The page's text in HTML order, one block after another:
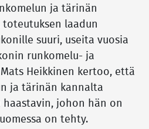
ja tärinän
laadun
suuri, useita vuosia
runkomelu- ja
Heikkinen kertoo, että
ja tärinän kannalta
johon hän on
on tehty.